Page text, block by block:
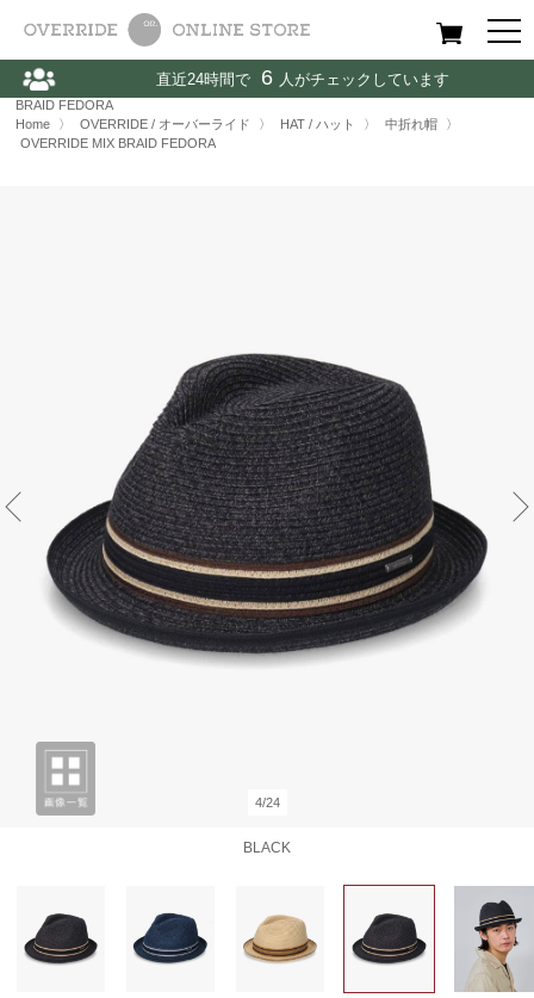
All Women Men
Home OVERRIDE / オーバーライド 〉 HAT / ハット 〉 OVERRIDE MIX
BRAID FEDORA
Home
〉 OVERRIDE / オーバーライド 〉 HAT / ハット 〉 中折れ帽
〉
OVERRIDE MIX BRAID FEDORA
4/24
BLACK
直近24時間で 6 人がチェックしています